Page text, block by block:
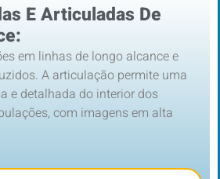
E Articuladas De
em linhas de longo alcance e
A articulação permite uma
e detalhada do interior dos
com imagens em alta